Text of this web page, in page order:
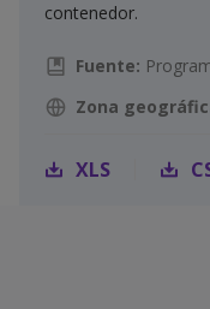
contenedor.
Fuente:
Zona
XLS